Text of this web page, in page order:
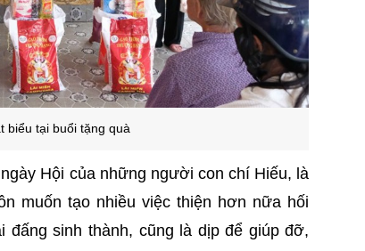
biểu tại buổi tặng quà
Hội của những người con chí Hiếu, là
muốn tạo nhiều việc thiện hơn nữa hối
sinh thành, cũng là dịp để giúp đỡ,